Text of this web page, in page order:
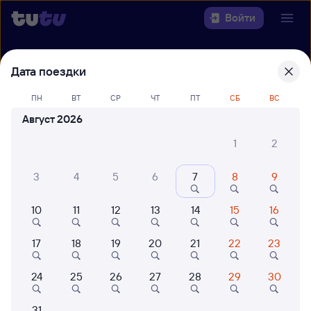
Войти
Выберите день, чтобы найти
Екатеринбург Пасс.
22 года работаем для вас
Куда
Когда
Кто едет
Дата поездки
ПН ВТ СР ЧТ ПТ СБ ВС
Август 2026
1
2
3 4 5 6 7 8 9
10 11 12 13 14 15 16
17 18 19 20 21 22 23
24 25 26 27 28 29 30